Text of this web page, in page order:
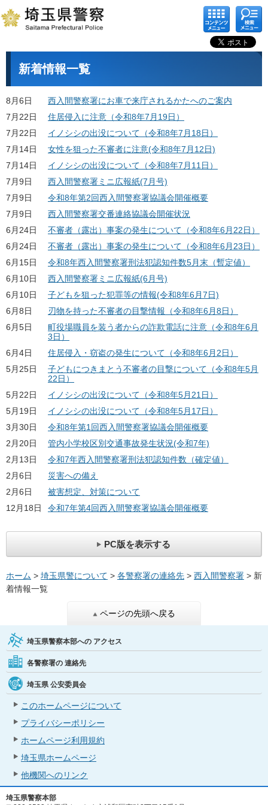
コンテ
ンツメ
ニュー
検索メ
ニュー
新着情報一覧
8月6日
西入間警察署にお車で来庁されるかたへのご案内
7月22日
住居侵入に注意（令和8年7月19日）
7月22日
イノシシの出没について（令和8年7月18日）
7月14日
女性を狙った不審者に注意(令和8年7月12日)
7月14日
イノシシの出没について（令和8年7月11日）
7月9日
西入間警察署ミニ広報紙(7月号)
7月9日
令和8年第2回西入間警察署協議会開催概要
7月9日
西入間警察署交番連絡協議会開催状況
6月24日
不審者（露出）事案の発生について（令和8年6月22日）
6月24日
不審者（露出）事案の発生について（令和8年6月23日）
6月15日
令和8年西入間警察署刑法犯認知件数5月末（暫定値）
6月10日
西入間警察署ミニ広報紙(6月号)
6月10日
子どもを狙った犯罪等の情報(令和8年6月7日)
6月8日
刃物を持った不審者の目撃情報（令和8年6月8日）
6月5日
町役場職員を装う者からの詐欺電話に注意（令和8年6月
3日）
6月4日
住居侵入・窃盗の発生について（令和8年6月2日）
5月25日
子どもにつきまとう不審者の目撃について（令和8年5月
22日）
5月22日
イノシシの出没について（令和8年5月21日）
5月19日
イノシシの出没について（令和8年5月17日）
3月30日
令和8年第1回西入間警察署協議会開催概要
2月20日
管内小学校区別交通事故発生状況(令和7年)
2月13日
令和7年西入間警察署刑法犯認知件数（確定値）
2月6日
災害への備え
2月6日
被害想定、対策について
12月18日
令和7年第4回西入間警察署協議会開催概要
PC版を表示する
ホーム > 埼玉県警について > 各警察署の連絡先 > 西入間警察署 > 新
着情報一覧
ページの先頭へ戻る
埼玉県警察本部への アクセス
各警察署の 連絡先
埼玉県 公安委員会
このホームページについて
プライバシーポリシー
ホームページ利用規約
埼玉県ホームページ
他機関へのリンク
埼玉県警察本部